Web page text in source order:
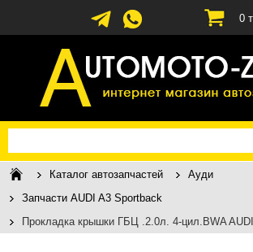
0
Каталог автозапчастей
Ауди
Запчасти AUDI A3 Sportback
Прокладка крышки ГБЦ .2.0л. 4-цил.BWA